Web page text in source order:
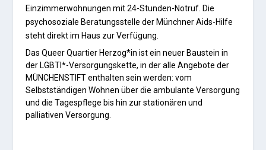
Einzimmerwohnungen mit 24-Stunden-Notruf. Die
psychosoziale Beratungsstelle der Münchner Aids-Hilfe
steht direkt im Haus zur Verfügung.
Das Queer Quartier Herzog*in ist ein neuer Baustein in
der LGBTI*-Versorgungskette, in der alle Angebote der
MÜNCHENSTIFT enthalten sein werden: vom
Selbstständigen Wohnen über die ambulante Versorgung
und die Tagespflege bis hin zur stationären und
palliativen Versorgung.